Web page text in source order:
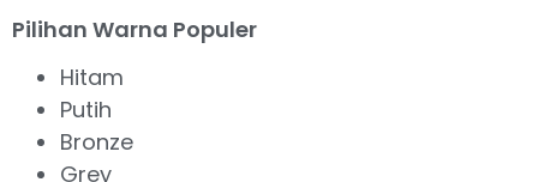
Pilihan Warna Populer
Hitam
Putih
Bronze
Grey